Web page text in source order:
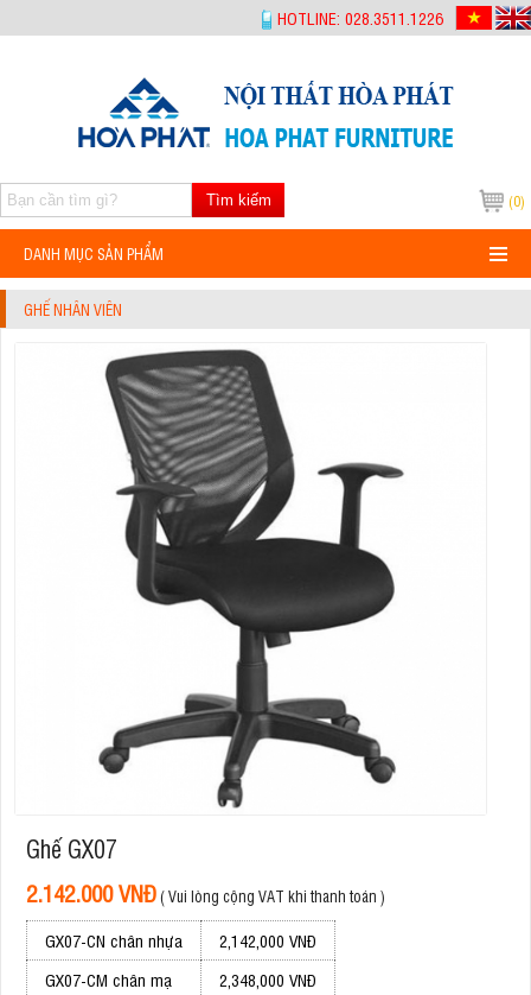
HOTLINE: 028.3511.1226
(0)
Tìm kiếm
DANH MỤC SẢN PHẨM
GHẾ NHÂN VIÊN
Ghế GX07
2.142.000 VNĐ( Vui lòng cộng VAT khi thanh toán )
GX07-CN chân nhựa
2,142,000 VNĐ
GX07-CM chân mạ
2,348,000 VNĐ